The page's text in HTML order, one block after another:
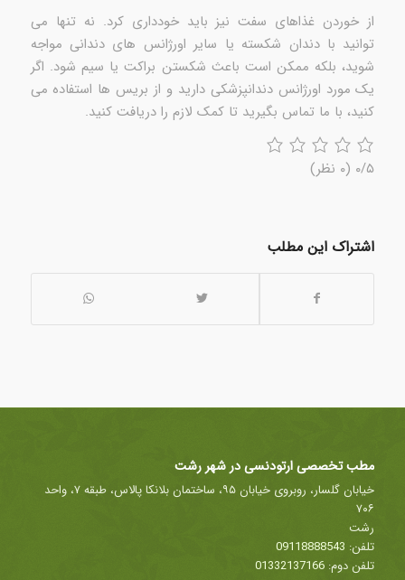
از خوردن غذاهای سفت نیز باید خودداری کرد. نه تنها می
توانید با دندان شکسته یا سایر اورژانس های دندانی مواجه
شوید، بلکه ممکن است باعث شکستن براکت یا سیم شود. اگر
یک مورد اورژانس دندانپزشکی دارید و از بریس ها استفاده می
کنید، با ما تماس بگیرید تا کمک لازم را دریافت کنید.
۰/۵ (۰ نظر)
اشتراک این مطلب
مطب تخصصی ارتودنسی در شهر رشت
خیابان گلسار، روبروی خیابان ۹۵، ساختمان بلانکا پالاس، طبقه ۷، واحد
۷۰۶
رشت
تلفن: 09118888543
تلفن دوم: 01332137166